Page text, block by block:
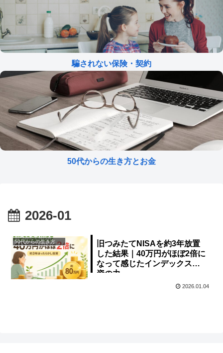
騙されない保険・契約
50代からの生き方とお金
2026-01
50代からの生き方とお金
旧つみたてNISAを約3年放置
した結果｜40万円がほぼ2倍に
なって感じたインデックス投
資の力
2026.01.04